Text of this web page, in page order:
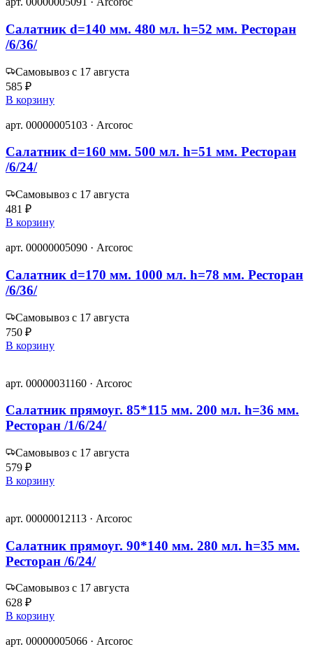
Салатник d=140 мм. 480 мл. h=52 мм. Ресторан
/6/36/
Самовывоз с 17 августа
585 ₽
В корзину
арт. 00000005103 · Arcoroc
Салатник d=160 мм. 500 мл. h=51 мм. Ресторан
/6/24/
Самовывоз с 17 августа
481 ₽
В корзину
арт. 00000005090 · Arcoroc
Салатник d=170 мм. 1000 мл. h=78 мм. Ресторан
/6/36/
Самовывоз с 17 августа
750 ₽
В корзину
арт. 00000031160 · Arcoroc
Салатник прямоуг. 85*115 мм. 200 мл. h=36 мм.
Ресторан /1/6/24/
Самовывоз с 17 августа
579 ₽
В корзину
арт. 00000012113 · Arcoroc
Салатник прямоуг. 90*140 мм. 280 мл. h=35 мм.
Ресторан /6/24/
Самовывоз с 17 августа
628 ₽
В корзину
арт. 00000005066 · Arcoroc